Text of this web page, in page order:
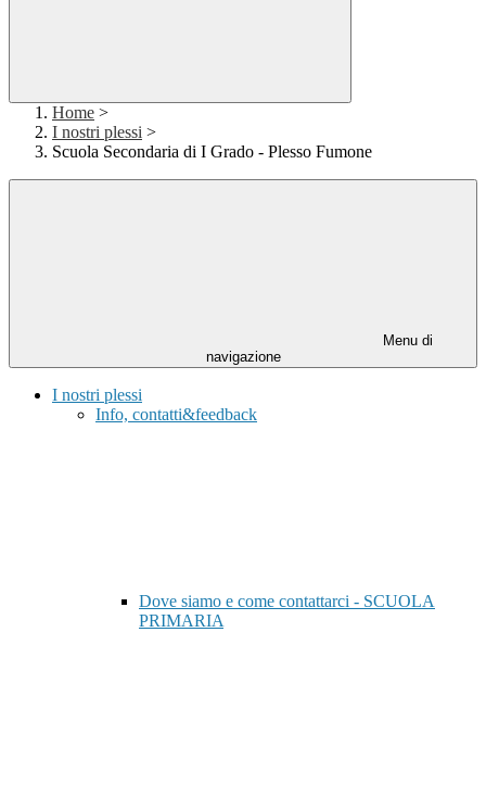
Home >
I nostri plessi >
Scuola Secondaria di I Grado - Plesso Fumone
Menu di
navigazione
I nostri plessi
Info, contatti&feedback
Dove siamo e come contattarci - SCUOLA
PRIMARIA